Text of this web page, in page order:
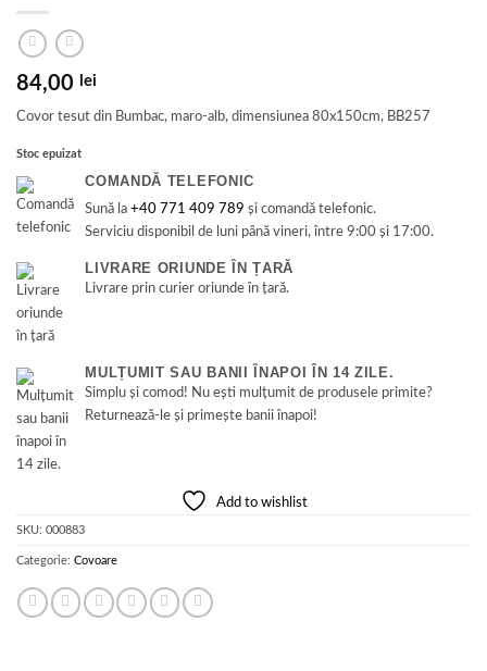
84,00 lei
Covor tesut din Bumbac, maro-alb, dimensiunea 80x150cm, BB257
Stoc epuizat
COMANDĂ TELEFONIC
Sună la+40 771 409 789 și comandă telefonic.
Serviciu disponibil de luni până vineri, între 9:00 și 17:00.
LIVRARE ORIUNDE ÎN ȚARĂ
Livrare prin curier oriunde în țară.
MULȚUMIT SAU BANII ÎNAPOI ÎN 14 ZILE.
Simplu și comod! Nu ești mulțumit de produsele primite?
Returnează-le și primește banii înapoi!
Add to wishlist
SKU: 000883
Categorie: Covoare